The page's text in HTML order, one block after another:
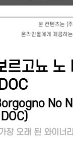
본 컨텐츠는 (
온라인몰에게 제공하
르고뇨 노
No
)
장 오래 된 와이너